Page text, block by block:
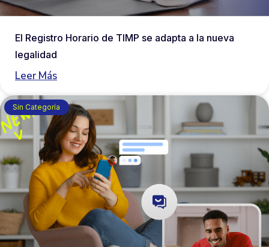
El Registro Horario de TIMP se adapta a la nueva
legalidad
Leer Más
Sin Categoría